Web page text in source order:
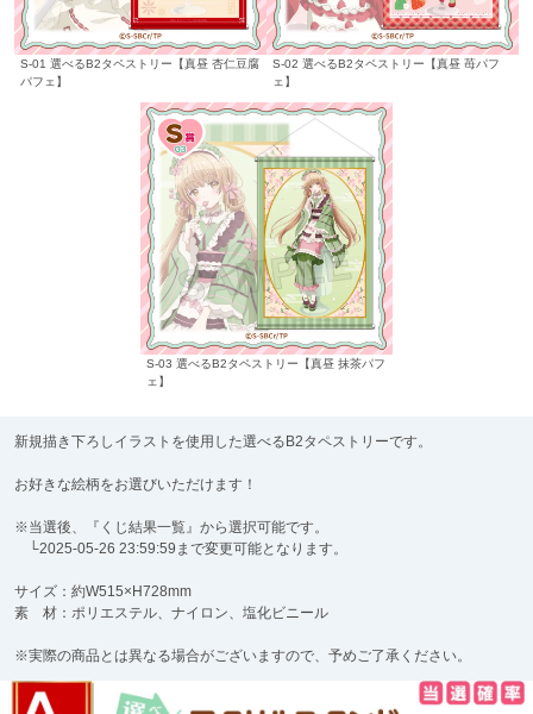
S-01 選べるB2タペストリー【真昼 杏仁豆腐
パフェ】
S-02 選べるB2タペストリー【真昼 苺パフ
ェ】
S-03 選べるB2タペストリー【真昼 抹茶パフ
ェ】
新規描き下ろしイラストを使用した選べるB2タペストリーです。
お好きな絵柄をお選びいただけます！
※当選後、『くじ結果一覧』から選択可能です。
└2025-05-26 23:59:59まで変更可能となります。
サイズ：約W515×H728mm
素 材：ポリエステル、ナイロン、塩化ビニール
※実際の商品とは異なる場合がございますので、予めご了承ください。